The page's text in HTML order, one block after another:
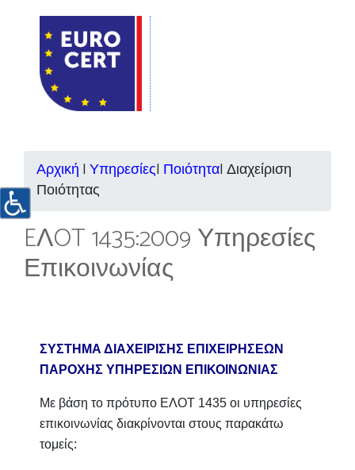
Αρχική | Υπηρεσίες| Ποιότητα| Διαχείριση
Ποιότητας
EΛOT 1435:2009 Υπηρεσίες
Επικοινωνίας
ΣΥΣΤΗΜΑ ΔΙΑΧΕΙΡΙΣΗΣ ΕΠΙΧΕΙΡΗΣΕΩΝ
ΠΑΡΟΧΗΣ ΥΠΗΡΕΣΙΩΝ ΕΠΙΚΟΙΝΩΝΙΑΣ
Με βάση το πρότυπο ΕΛΟΤ 1435 οι υπηρεσίες
επικοινωνίας διακρίνονται στους παρακάτω
τομείς: